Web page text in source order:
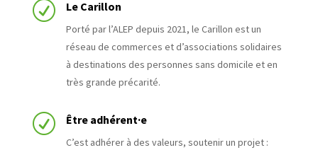
R Le Carillon
Porté par l’ALEP depuis 2021, le Carillon est un
réseau de commerces et d’associations solidaires
à destinations des personnes sans domicile et en
très grande précarité.
R Être adhérent·e
C’est adhérer à des valeurs, soutenir un projet :